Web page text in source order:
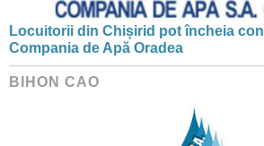
Locuitorii din Chișirid pot încheia
Compania de Apă Oradea
BIHON CAO